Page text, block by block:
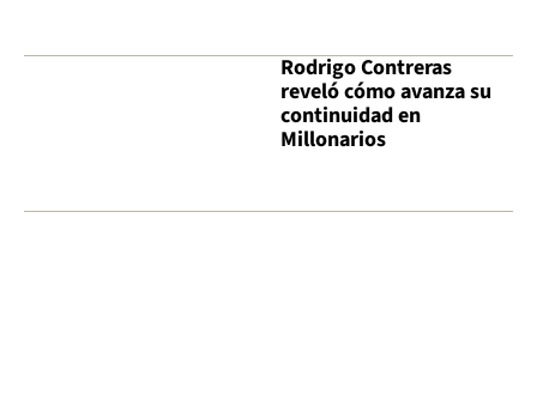
Rodrigo Contreras
reveló cómo avanza su
continuidad en
Millonarios